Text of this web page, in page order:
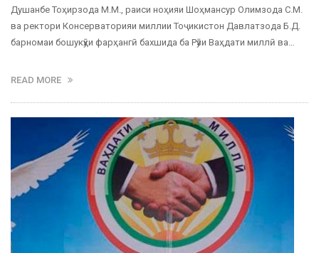
Душанбе Тоҳирзода М.М., раиси ноҳияи Шоҳмансур Олимзода С.М.
ва ректори Консерваторияи миллии Тоҷикистон Давлатзода Б.Д.
барномаи бошукӯҳи фарҳангӣ бахшида ба Рӯзи Ваҳдати миллӣ ва…
READ MORE